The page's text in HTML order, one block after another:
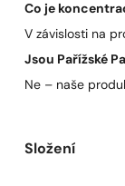
Co je
V závislosti na
Jsou Pařížské
Ne – naše
Složení